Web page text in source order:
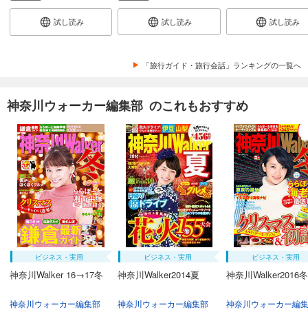
試し読み 試し読み 試し読み
「旅行ガイド・旅行会話」ランキングの一覧へ
神奈川ウォーカー編集部 のこれもおすすめ
ビジネス・実用
神奈川Walker 16→17冬
神奈川ウォーカー編集部
ビジネス・実用
神奈川Walker2014夏
神奈川ウォーカー編集部
ビジネス・実用
神奈川Walker2016冬
神奈川ウォーカー編